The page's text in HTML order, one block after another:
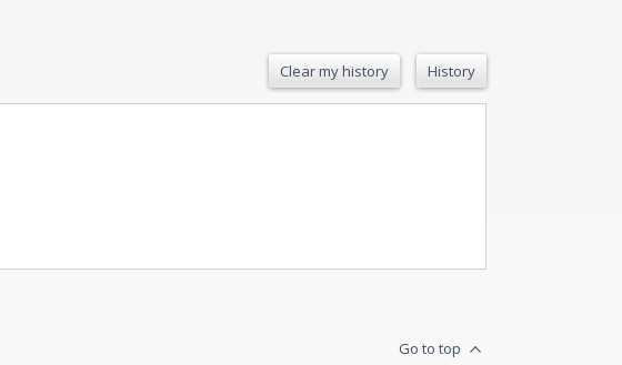
Clear my history History
Go to top